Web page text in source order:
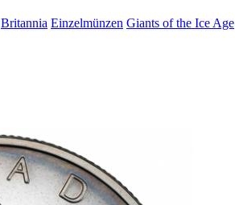
Britannia Einzelmünzen Giants of the Ice Age